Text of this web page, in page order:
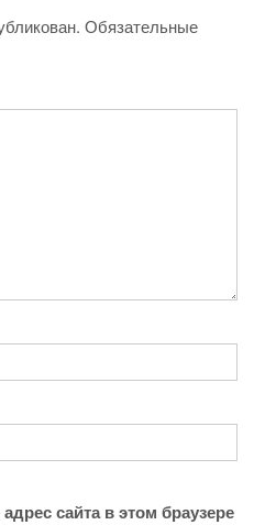
Обязательные
сайта в этом браузере